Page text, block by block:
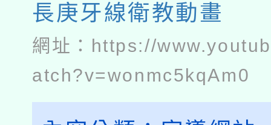
長庚牙線衛教動畫
網址： https://
atch?v=wonmc5kqAm0